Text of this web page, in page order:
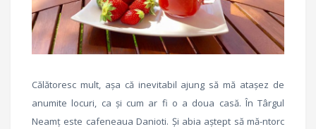
Călătoresc mult, așa că inevitabil ajung să mă atașez de
anumite locuri, ca și cum ar fi o a doua casă. În Târgul
Neamț este cafeneaua Danioti. Și abia aștept să mă-ntorc